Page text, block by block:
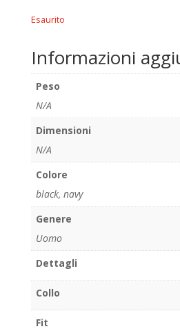
Esaurito
Informazioni
Peso
N/A
Dimensioni
N/A
Colore
black, navy
Genere
Uomo
Dettagli
Collo
Fit